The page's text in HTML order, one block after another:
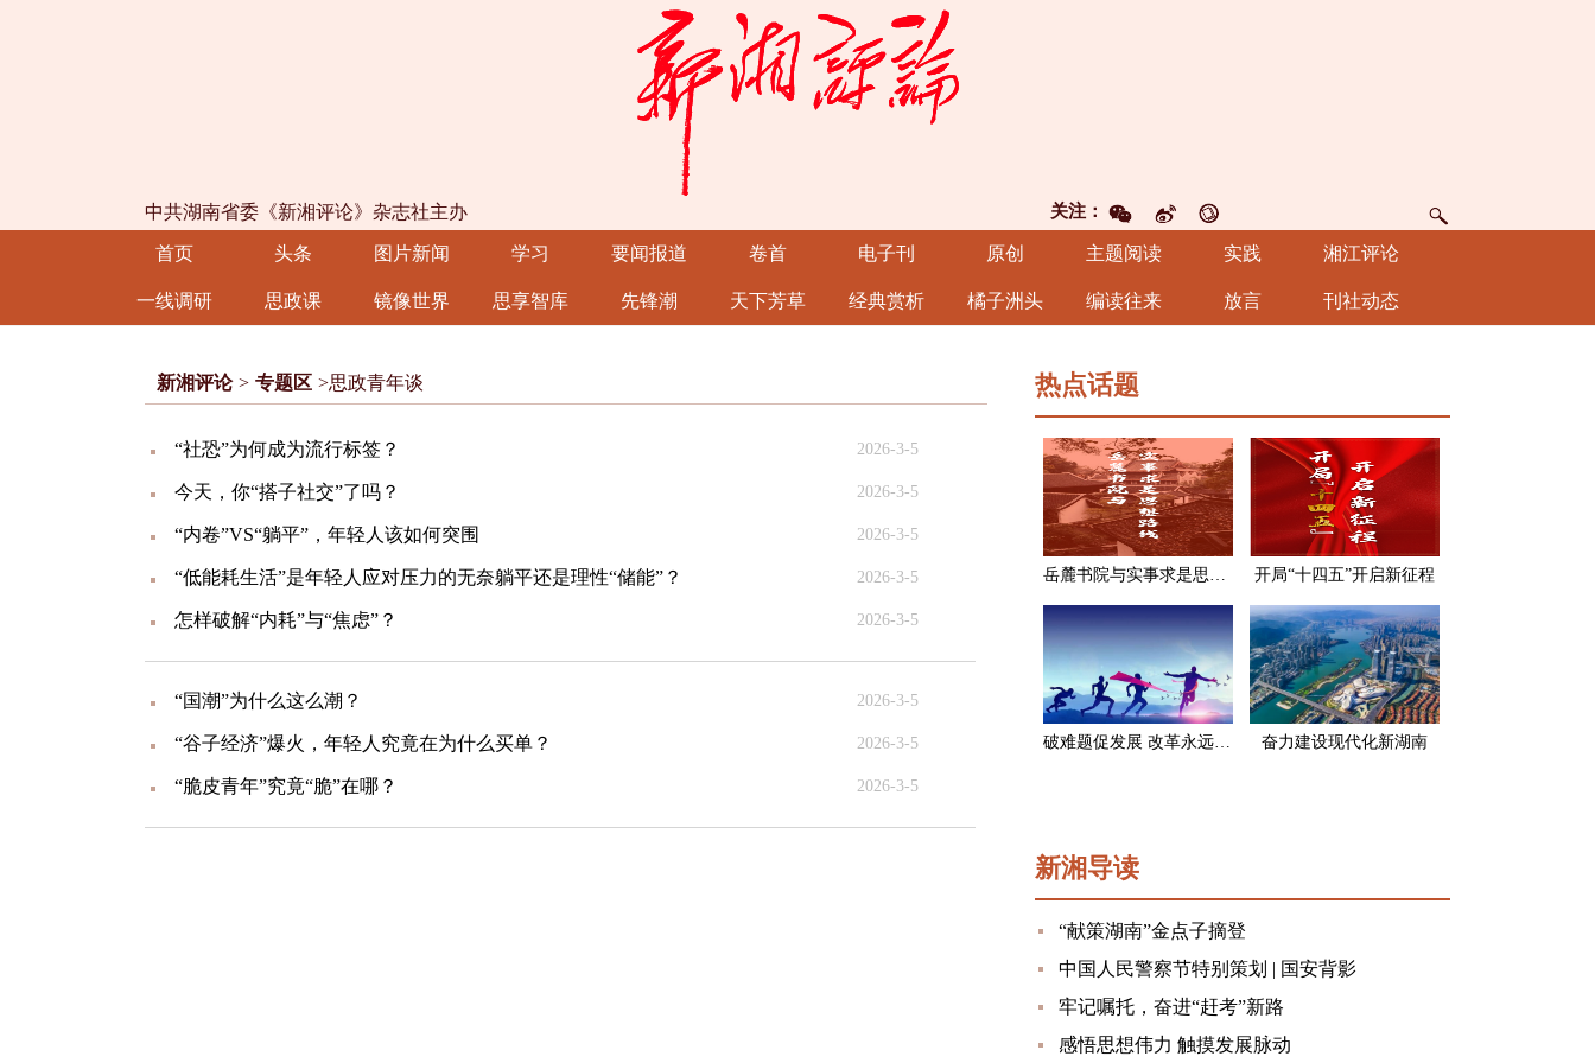
关注：
中共湖南省委《新湘评论》杂志社主办
首页 头条 图片新闻 学习 要闻报道 卷首 电子刊 原创 主题阅读 实践 湘江评论
一线调研 思政课 镜像世界 思享智库 先锋潮 天下芳草 经典赏析 橘子洲头 编读往来 放言 刊社动态
新湘评论 > 专题区 >思政青年谈
“社恐”为何成为流行标签？ 2026-3-5
今天，你“搭子社交”了吗？ 2026-3-5
“内卷”VS“躺平”，年轻人该如何突围 2026-3-5
“低能耗生活”是年轻人应对压力的无奈躺平还是理性“储能”？ 2026-3-5
怎样破解“内耗”与“焦虑”？ 2026-3-5
“国潮”为什么这么潮？ 2026-3-5
“谷子经济”爆火，年轻人究竟在为什么买单？ 2026-3-5
“脆皮青年”究竟“脆”在哪？ 2026-3-5
热点话题
岳麓书院与实事求是思想路线 开局“十四五”开启新征程
破难题促发展 改革永远在路上 奋力建设现代化新湖南
新湘导读
“献策湖南”金点子摘登
中国人民警察节特别策划 | 国安背影
牢记嘱托，奋进“赶考”新路
感悟思想伟力 触摸发展脉动